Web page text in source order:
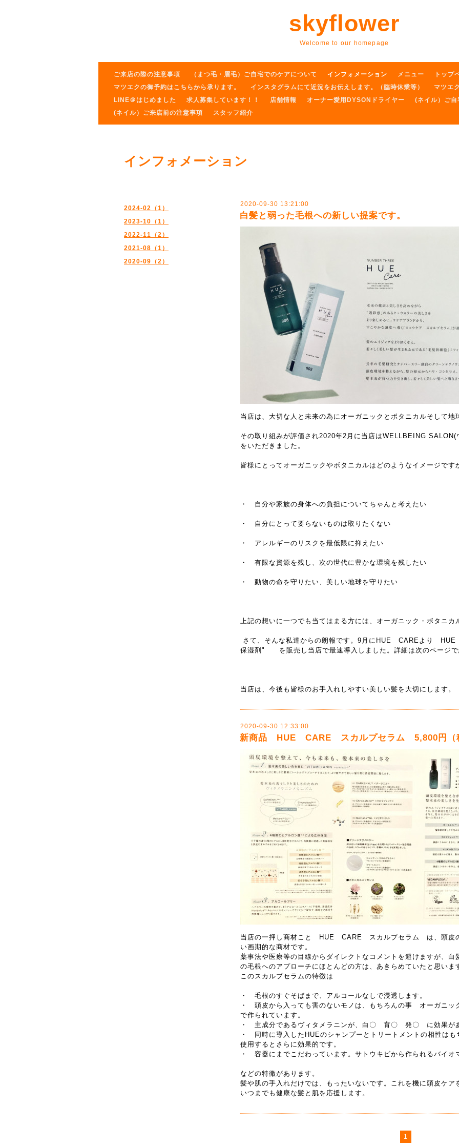
skyflower
Welcome to our homepage
ご来店の際の注意事項 （まつ毛・眉毛）ご自宅でのケアについて インフォメーション メニュー
トップ
マツエクの御予約はこちらから承ります。
インスタグラムにて近況をお伝えします。（臨時休業等）
マツエ
LINE＠はじめました
求人募集しています！！ 店舗情報 オーナー愛用DYSONドライヤー
(ネイル）ご
(ネイル）ご来店前の注意事項
スタッフ紹介
2024-02（1）
2023-10（1）
2022-11（2）
2021-08（1）
2020-09（2）
インフォメーション
2020-09-30 13:21:00
白髪と弱った毛根への新しい提案です。
当店は、大切な人と未来の為にオーガニックとボタニカルそして
その取り組みが評価され2020年2月に当店はWELLBEING
をいただきました。
皆様にとってオーガニックやボタニカルはどのようなイメージで
・ 自分や家族の身体への負担についてちゃんと考えたい
・ 自分にとって要らないものは取りたくない
・ アレルギーのリスクを最低限に抑えたい
・ 有限な資源を残し、次の世代に豊かな環境を残したい
・ 動物の命を守りたい、美しい地球を守りたい
上記の想いに一つでも当てはまる方には、オーガニック・ボタニカ
さて、そんな私達からの朗報です。9月にHUE CAREより
保湿剤" を販売し当店で最速導入しました。詳細は次のページで
当店は、今後も皆様のお手入れしやすい美しい髪を大切にします。
2020-09-30 12:33:00
新商品 HUE CARE スカルプセラム 5,800円（
当店の一押し商材こと HUE CARE スカルプセラム は、頭皮
い画期的な商材です。
薬事法や医療等の目線からダイレクトなコメントを避けますが、
の毛根へのアプローチにほとんどの方は、あきらめていたと思い
このスカルプセラムの特徴は
・ 毛根のすぐそばまで、アルコールなしで浸透します。
・ 頭皮から入っても害のないモノは、もちろんの事 オーガニ
で作られています。
・ 主成分であるヴィタメラニンが、白〇 育〇 発〇 に効果が
・ 同時に導入したHUEのシャンプーとトリートメントの相性は
使用するとさらに効果的です。
・ 容器にまでこだわっています。サトウキビから作られるバイオ
などの特徴があります。
髪や肌の手入れだけでは、もったいないです。これを機に頭皮ケア
いつまでも健康な髪と肌を応援します。
1